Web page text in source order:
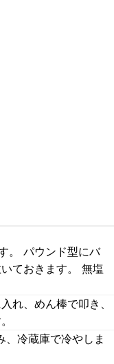
。 パウンド型にバ
ておきます。 無塩
れ、めん棒で叩き、
、冷蔵庫で冷やしま